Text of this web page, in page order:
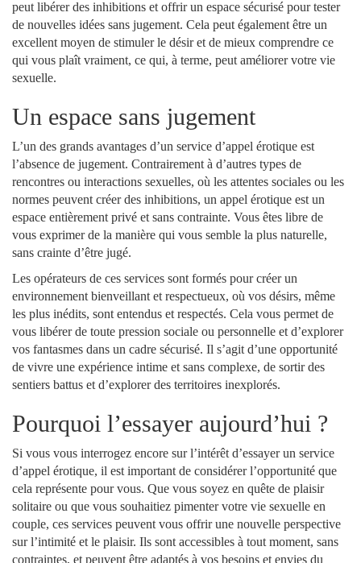
peut libérer des inhibitions et offrir un espace sécurisé pour tester
de nouvelles idées sans jugement. Cela peut également être un
excellent moyen de stimuler le désir et de mieux comprendre ce
qui vous plaît vraiment, ce qui, à terme, peut améliorer votre vie
sexuelle.
Un espace sans jugement
L’un des grands avantages d’un service d’appel érotique est
l’absence de jugement. Contrairement à d’autres types de
rencontres ou interactions sexuelles, où les attentes sociales ou les
normes peuvent créer des inhibitions, un appel érotique est un
espace entièrement privé et sans contrainte. Vous êtes libre de
vous exprimer de la manière qui vous semble la plus naturelle,
sans crainte d’être jugé.
Les opérateurs de ces services sont formés pour créer un
environnement bienveillant et respectueux, où vos désirs, même
les plus inédits, sont entendus et respectés. Cela vous permet de
vous libérer de toute pression sociale ou personnelle et d’explorer
vos fantasmes dans un cadre sécurisé. Il s’agit d’une opportunité
de vivre une expérience intime et sans complexe, de sortir des
sentiers battus et d’explorer des territoires inexplorés.
Pourquoi l’essayer aujourd’hui ?
Si vous vous interrogez encore sur l’intérêt d’essayer un service
d’appel érotique, il est important de considérer l’opportunité que
cela représente pour vous. Que vous soyez en quête de plaisir
solitaire ou que vous souhaitiez pimenter votre vie sexuelle en
couple, ces services peuvent vous offrir une nouvelle perspective
sur l’intimité et le plaisir. Ils sont accessibles à tout moment, sans
contraintes, et peuvent être adaptés à vos besoins et envies du